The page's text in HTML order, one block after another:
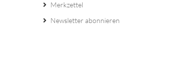
Merkzettel
Newsletter abonnieren